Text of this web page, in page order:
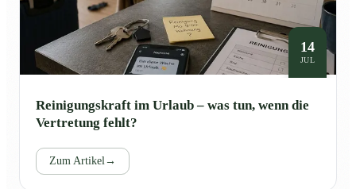
14
JUL
Reinigungskraft im Urlaub – was tun, wenn die
Vertretung fehlt?
Zum Artikel →